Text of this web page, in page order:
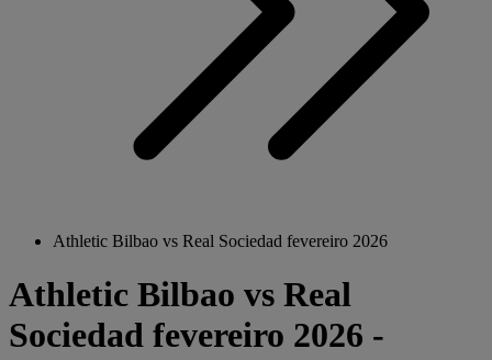
Athletic Bilbao vs Real Sociedad fevereiro 2026
Athletic Bilbao vs Real
Sociedad fevereiro 2026 -